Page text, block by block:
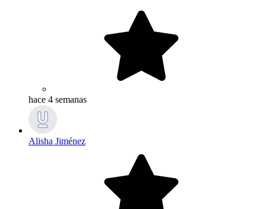
hace 4 semanas
Alisha Jiménez